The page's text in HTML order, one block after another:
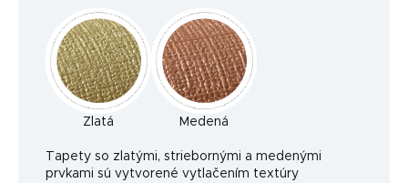
Zlatá Medená
Tapety so zlatými, striebornými a medenými
prvkami sú vytvorené vytlačením textúry